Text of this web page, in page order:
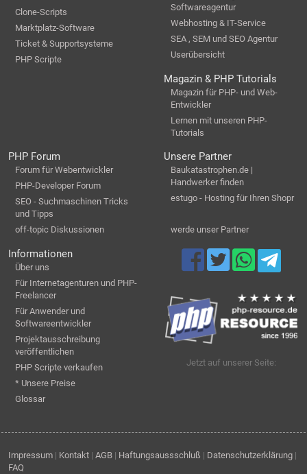
Clone-Scripts
Marktplatz-Software
Ticket & Supportsysteme
PHP Scripte
Softwareagentur
Webhosting & IT-Service
SEA , SEM und SEO Agentur
Userübersicht
Magazin & PHP Tutorials
Magazin für PHP- und Web-
Entwickler
Lernen mit unseren PHP-
Tutorials
PHP Forum
Forum für Webentwickler
PHP-Developer Forum
SEO - Suchmaschinen Tricks
und Tipps
off-topic Diskussionen
Unsere Partner
Baukatastrophen.de |
Handwerker finden
estugo - Hosting für Ihren Shopr
werde unser Partner
Informationen
Über uns
Für Internetagenturen und PHP-
Freelancer
Für Anwender und
Softwareentwickler
Projektausschreibung
veröffentlichen
PHP Scripte verkaufen
* Unsere Preise
Glossar
Jetzt auf unserer Seite:
Impressum | Kontakt | AGB | Haftungsaussschluß | Datenschutzerklärung |
FAQ